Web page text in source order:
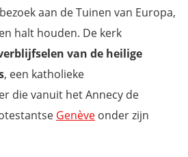
aan de Tuinen van Europa,
halt houden. De kerk
van de heilige
, een katholieke
die vanuit het Annecy de
Genève onder zijn